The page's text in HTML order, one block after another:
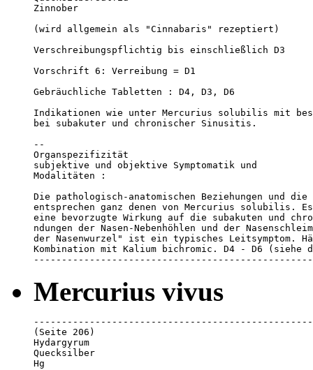
Zinnober
(wird allgemein als "Cinnabaris" rezeptiert)
Verschreibungspflichtig bis einschließlich D3
Vorschrift 6: Verreibung = D1
Gebräuchliche Tabletten : D4, D3, D6
Indikationen wie unter Mercurius solubilis mit
bei subakuter und chronischer Sinusitis.
--
Organspezifizität
subjektive und objektive Symptomatik und
Modalitäten :
Die pathologisch-anatomischen Beziehungen und die
entsprechen ganz denen von Mercurius solubilis.
eine bevorzugte Wirkung auf die subakuten und
ndungen der Nasen-Nebenhöhlen und der
der Nasenwurzel" ist ein typisches Leitsymptom.
Kombination mit Kalium bichromic. D4 - D6 (siehe
Mercurius vivus
(Seite 206)
Hydargyrum
Quecksilber
Hg